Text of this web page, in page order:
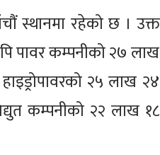
स्थानमा रहेको छ । उक्त
पावर कम्पनीको २७ लाख
२५ लाख २४
कम्पनीको २२ लाख १८